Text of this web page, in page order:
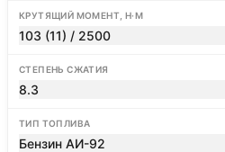
КРУТЯЩИЙ МОМЕНТ, Н·М
103 (11) / 2500
СТЕПЕНЬ СЖАТИЯ
8.3
ТИП ТОПЛИВА
Бензин АИ-92